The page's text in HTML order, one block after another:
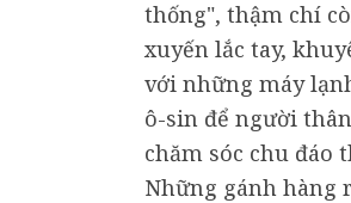
thống", thậm chí
xuyến lắc tay,
với những máy
ô-sin để người
chăm sóc chu đáo
Những gánh hàng